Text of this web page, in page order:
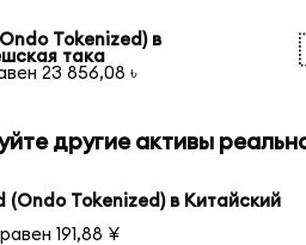
Tokenized) в
така
23 856,08 ৳
другие активы
(Ondo Tokenized) в Китайский
191,88 ¥